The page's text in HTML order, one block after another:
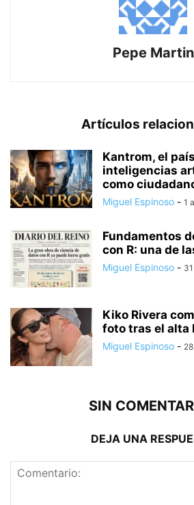
Pepe Martin
Artículos
Kantrom, el
inteligencias
como
Miguel Espinoso - 1
Fundamentos
con R: una de
Miguel Espinoso -
Kiko Rivera
foto tras el alta
Miguel Espinoso -
SIN
DEJA UNA